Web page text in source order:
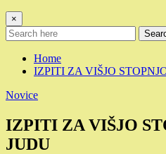
×
Home
IZPITI ZA VIŠJO
Novice
IZPITI ZA VIŠJO
JUDU